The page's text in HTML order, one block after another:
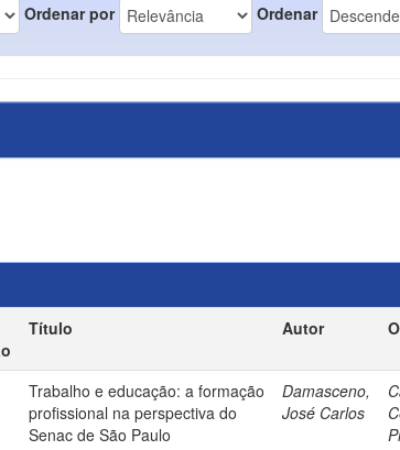
Ordenar por Ordenar
Título Autor
Trabalho e educação: a formação
profissional na perspectiva do
Senac de São Paulo
Damasceno,
José Carlos